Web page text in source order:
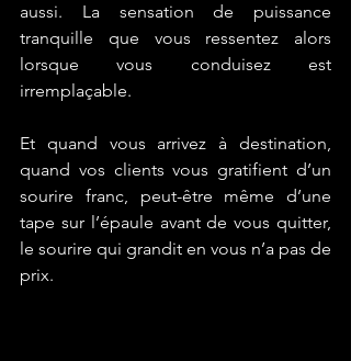
aussi. La sensation de puissance
tranquille que vous ressentez alors
lorsque vous conduisez est
irremplaçable.
Et quand vous arrivez à destination,
quand vos clients vous gratifient d’un
sourire franc, peut-être même d’une
tape sur l’épaule avant de vous quitter,
le sourire qui grandit en vous n’a pas de
prix.